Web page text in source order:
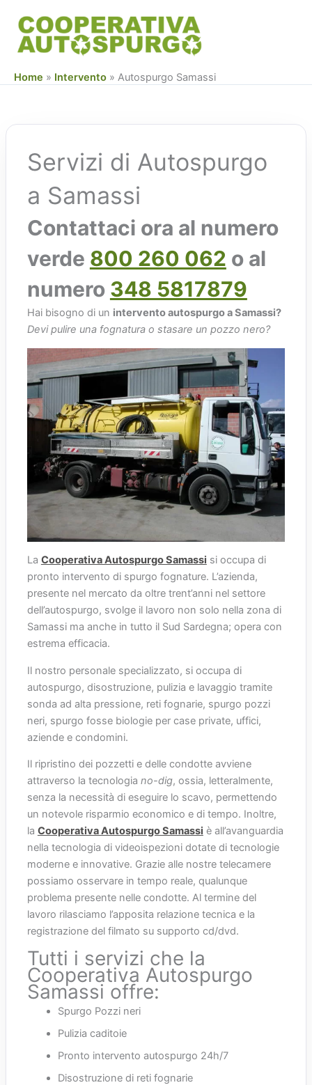
contenuto
Home » Intervento » Autospurgo Samassi
Servizi di Autospurgo
a Samassi
Contattaci ora al numero
verde 800 260 062 o al
numero 348 5817879
Hai bisogno di un intervento autospurgo a Samassi?
Devi pulire una fognatura o stasare un pozzo nero?
La Cooperativa Autospurgo Samassi si occupa di
pronto intervento di spurgo fognature. L’azienda,
presente nel mercato da oltre trent’anni nel settore
dell’autospurgo, svolge il lavoro non solo nella zona di
Samassi ma anche in tutto il Sud Sardegna; opera con
estrema efficacia.
Il nostro personale specializzato, si occupa di
autospurgo, disostruzione, pulizia e lavaggio tramite
sonda ad alta pressione, reti fognarie, spurgo pozzi
neri, spurgo fosse biologie per case private, uffici,
aziende e condomini.
Il ripristino dei pozzetti e delle condotte avviene
attraverso la tecnologia no-dig, ossia, letteralmente,
senza la necessità di eseguire lo scavo, permettendo
un notevole risparmio economico e di tempo. Inoltre,
la Cooperativa Autospurgo Samassi è all’avanguardia
nella tecnologia di videoispezioni dotate di tecnologie
moderne e innovative. Grazie alle nostre telecamere
possiamo osservare in tempo reale, qualunque
problema presente nelle condotte. Al termine del
lavoro rilasciamo l’apposita relazione tecnica e la
registrazione del filmato su supporto cd/dvd.
Tutti i servizi che la
Cooperativa Autospurgo
Samassi offre:
Spurgo Pozzi neri
Pulizia caditoie
Pronto intervento autospurgo 24h/7
Disostruzione di reti fognarie